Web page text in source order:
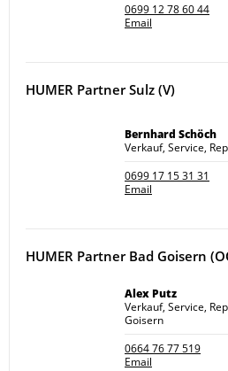
0699 12 78 60 44
Email
HUMER Partner Sulz (V)
Bernhard Schöch
Verkauf, Service,
0699 17 15 31 31
Email
HUMER Partner Bad Goisern
Alex Putz
Verkauf, Service,
Goisern
0664 76 77 519
Email